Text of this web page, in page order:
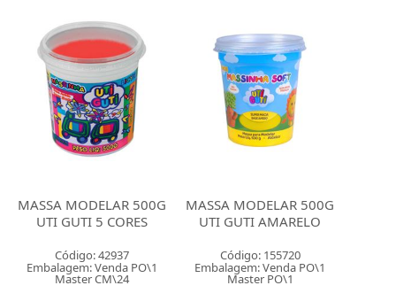
MASSA MODELAR 500G
UTI GUTI 5 CORES
Código: 42937
Embalagem: Venda PO\1
Master CM\24
MASSA MODELAR 500G
UTI GUTI AMARELO
Código: 155720
Embalagem: Venda PO\1
Master PO\1